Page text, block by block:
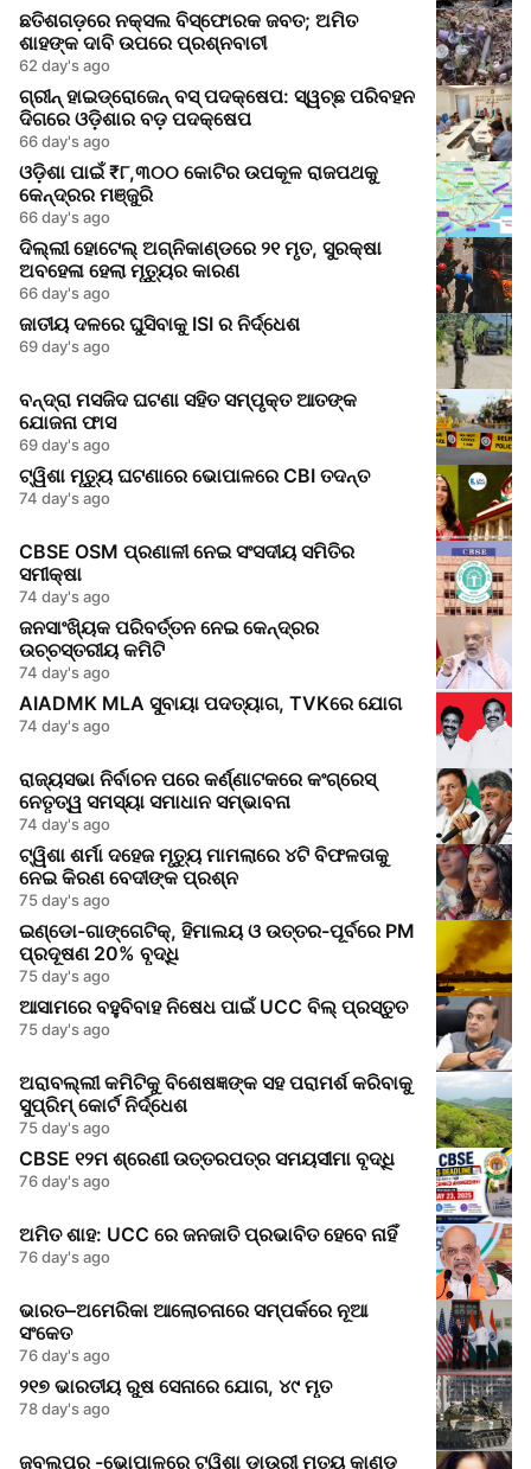
ଛତିଶଗଡ଼ରେ ନକ୍ସଲ ବିସ୍ଫୋରକ ଜବତ; ଅମିତ
ଶାହଙ୍କ ଦାବି ଉପରେ ପ୍ରଶ୍ନବାଚୀ
62 day's ago
ଗ୍ରୀନ୍ ହାଇଡ୍ରୋଜେନ୍ ବସ୍ ପଦକ୍ଷେପ: ସ୍ୱଚ୍ଛ ପରିବହନ
ଦିଗରେ ଓଡ଼ିଶାର ବଡ଼ ପଦକ୍ଷେପ
66 day's ago
ଓଡ଼ିଶା ପାଇଁ ₹୮,୩୦୦ କୋଟିର ଉପକୂଳ ରାଜପଥକୁ
କେନ୍ଦ୍ରର ମଞ୍ଜୁରି
66 day's ago
ଦିଲ୍ଲୀ ହୋଟେଲ୍ ଅଗ୍ନିକାଣ୍ଡରେ ୨୧ ମୃତ, ସୁରକ୍ଷା
ଅବହେଳା ହେଲା ମୃତ୍ୟୁର କାରଣ
66 day's ago
ଜାତୀୟ ଦଳରେ ଘୁସିବାକୁ ISI ର ନିର୍ଦ୍ଧେଶ
69 day's ago
ବନ୍ଦ୍ରା ମସଜିଦ ଘଟଣା ସହିତ ସମ୍ପୃକ୍ତ ଆତଙ୍କ
ଯୋଜନା ଫାସ
69 day's ago
ଟ୍ୱିଶା ମୃତ୍ୟୁ ଘଟଣାରେ ଭୋପାଳରେ CBI ତଦନ୍ତ
74 day's ago
CBSE OSM ପ୍ରଣାଳୀ ନେଇ ସଂସଦୀୟ ସମିତିର
ସମୀକ୍ଷା
74 day's ago
ଜନସାଂଖ୍ୟିକ ପରିବର୍ତ୍ତନ ନେଇ କେନ୍ଦ୍ରର
ଉଚ୍ଚସ୍ତରୀୟ କମିଟି
74 day's ago
AIADMK MLA ସୁବାୟା ପଦତ୍ୟାଗ, TVKରେ ଯୋଗ
74 day's ago
ରାଜ୍ୟସଭା ନିର୍ବାଚନ ପରେ କର୍ଣ୍ଣାଟକରେ କଂଗ୍ରେସ୍
ନେତୃତ୍ୱ ସମସ୍ୟା ସମାଧାନ ସମ୍ଭାବନା
74 day's ago
ଟ୍ୱିଶା ଶର୍ମା ଦହେଜ ମୃତ୍ୟୁ ମାମଲାରେ ୪ଟି ବିଫଳତାକୁ
ନେଇ କିରଣ ବେଦୀଙ୍କ ପ୍ରଶ୍ନ
75 day's ago
ଇଣ୍ଡୋ-ଗାଙ୍ଗେଟିକ୍, ହିମାଲୟ ଓ ଉତ୍ତର-ପୂର୍ବରେ PM
ପ୍ରଦୂଷଣ 20% ବୃଦ୍ଧି
75 day's ago
ଆସାମରେ ବହୁବିବାହ ନିଷେଧ ପାଇଁ UCC ବିଲ୍ ପ୍ରସ୍ତୁତ
75 day's ago
ଅରାବଲ୍ଲୀ କମିଟିକୁ ବିଶେଷଜ୍ଞଙ୍କ ସହ ପରାମର୍ଶ କରିବାକୁ
ସୁପ୍ରିମ୍‌ କୋର୍ଟ ନିର୍ଦ୍ଧେଶ
75 day's ago
CBSE ୧୨ମ ଶ୍ରେଣୀ ଉତ୍ତରପତ୍ର ସମୟସୀମା ବୃଦ୍ଧି
76 day's ago
ଅମିତ ଶାହ: UCC ରେ ଜନଜାତି ପ୍ରଭାବିତ ହେବେ ନାହିଁ
76 day's ago
ଭାରତ–ଅମେରିକା ଆଲୋଚନାରେ ସମ୍ପର୍କରେ ନୂଆ
ସଂକେତ
76 day's ago
୨୧୭ ଭାରତୀୟ ରୁଷ ସେନାରେ ଯୋଗ, ୪୯ ମୃତ
78 day's ago
ଜବଲପୁର -ଭୋପାଳରେ ଟ୍ୱିଶା ଡାଉରୀ ମୃତ୍ୟୁ କାଣ୍ଡ